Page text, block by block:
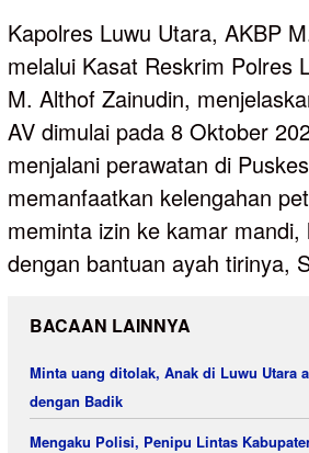
Kapolres Luwu Utara, AKBP
melalui Kasat Reskrim Polres
M. Althof Zainudin,
AV dimulai pada 8 Oktober
menjalani perawatan di
memanfaatkan kelengahan
meminta izin ke kamar mandi,
dengan bantuan ayah tirinya,
BACAAN LAINNYA
Minta uang ditolak, Anak di Luwu Utara
dengan Badik
Mengaku Polisi, Penipu Lintas